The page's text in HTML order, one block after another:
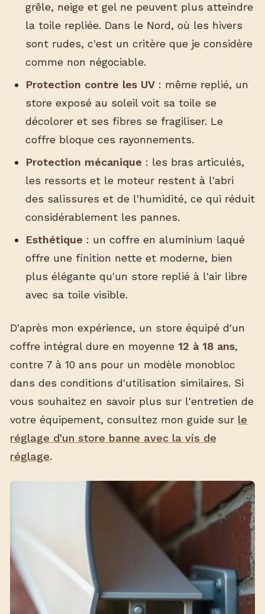
grêle, neige et gel ne peuvent plus atteindre
la toile repliée. Dans le Nord, où les hivers
sont rudes, c'est un critère que je considère
comme non négociable.
Protection contre les UV: même replié, un
store exposé au soleil voit sa toile se
décolorer et ses fibres se fragiliser. Le
coffre bloque ces rayonnements.
Protection mécanique : les bras articulés,
les ressorts et le moteur restent à l'abri
des salissures et de l'humidité, ce qui réduit
considérablement les pannes.
Esthétique : un coffre en aluminium laqué
offre une finition nette et moderne, bien
plus élégante qu'un store replié à l'air libre
avec sa toile visible.
D'après mon expérience, un store équipé d'un
coffre intégral dure en moyenne 12 à 18 ans,
contre 7 à 10 ans pour un modèle monobloc
dans des conditions d'utilisation similaires. Si
vous souhaitez en savoir plus sur l'entretien de
votre équipement, consultez mon guide sur le
réglage d'un store banne avec la vis de
réglage.